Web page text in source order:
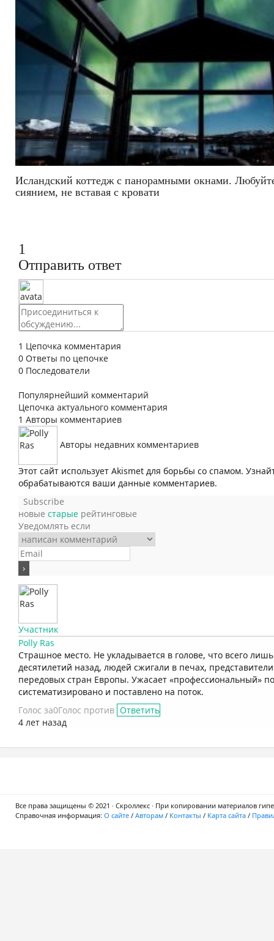
Исландский коттедж с панорамными окнами.
сиянием, не вставая с кровати
1
Отправить ответ
1 Цепочка комментария
0 Ответы по цепочке
0 Последователи
Популярнейший комментарий
Цепочка актуального комментария
1 Авторы комментариев
Авторы недавних комментариев
Этот сайт использует Akismet для борьбы со спамом.
обрабатываются ваши данные комментариев.
Subscribe
новые старые рейтинговые
Уведомлять если
Участник
Polly Ras
Страшное место. Не укладывается в голове, что всего
десятилетий назад, людей сжигали в печах,
передовых стран Европы. Ужасает «профессиональный»
систематизировано и поставлено на поток.
Голос за0Голос против Ответить
4 лет назад
Все права защищены © 2021 · Скроллекс · При копировании материалов
Справочная информация: О сайте / Авторам / Контакты / Карта сайта /